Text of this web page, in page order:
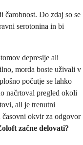
čarobnost. Do zdaj so se
serotonina in bi
depresije ali
morda boste uživali v
počutje se lahko
načrtoval pregled okoli
ali je trenutni
okvir za odgovor
začne delovati?